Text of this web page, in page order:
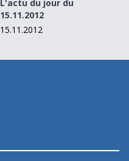
L'actu du jour du
15.11.2012
15.11.2012